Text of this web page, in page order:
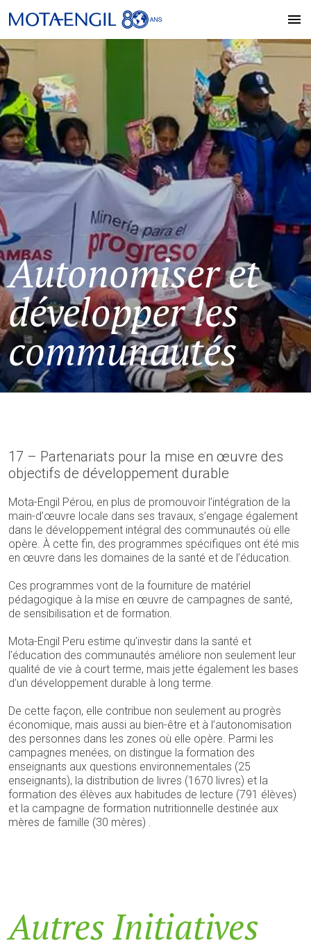
Autonomiser et
développer les
communautés
17 – Partenariats pour la mise en œuvre des
objectifs de développement durable
Mota-Engil Pérou, en plus de promouvoir l’intégration de la
main-d’œuvre locale dans ses travaux, s’engage également
dans le développement intégral des communautés où elle
opère. À cette fin, des programmes spécifiques ont été mis
en œuvre dans les domaines de la santé et de l’éducation.
Ces programmes vont de la fourniture de matériel
pédagogique à la mise en œuvre de campagnes de santé,
de sensibilisation et de formation.
Mota-Engil Peru estime qu’investir dans la santé et
l’éducation des communautés améliore non seulement leur
qualité de vie à court terme, mais jette également les bases
d’un développement durable à long terme.
De cette façon, elle contribue non seulement au progrès
économique, mais aussi au bien-être et à l’autonomisation
des personnes dans les zones où elle opère. Parmi les
campagnes menées, on distingue la formation des
enseignants aux questions environnementales (25
enseignants), la distribution de livres (1670 livres) et la
formation des élèves aux habitudes de lecture (791 élèves)
et la campagne de formation nutritionnelle destinée aux
mères de famille (30 mères) .
Autres Initiatives